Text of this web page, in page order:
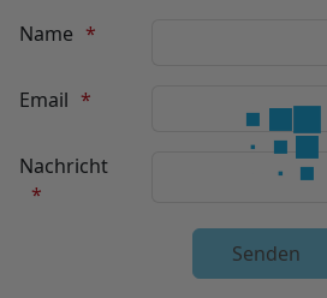
Name
Email
Nachricht
Unsichtbares Google Recaptcha